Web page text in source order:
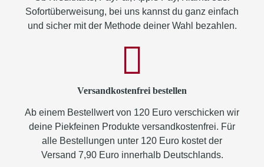
Sofortüberweisung, bei uns kannst du ganz einfach
und sicher mit der Methode deiner Wahl bezahlen.
Versandkostenfrei bestellen
Ab einem Bestellwert von 120 Euro verschicken wir
deine Piekfeinen Produkte versandkostenfrei. Für
alle Bestellungen unter 120 Euro kostet der
Versand 7,90 Euro innerhalb Deutschlands.